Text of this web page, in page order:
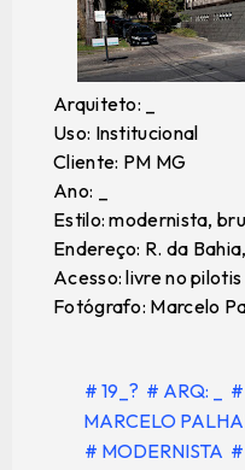
Arquiteto: _
Uso: Institucional
Cliente: PM MG
Ano: _
Estilo: modernista,
Endereço: R. da
Acesso: livre no pilotis
Fotógrafo: Marcelo
# 19_? # ARQ: _
MARCELO
# MODERNISTA